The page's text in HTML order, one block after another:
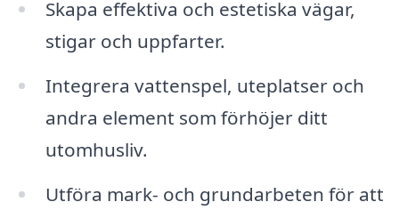
Skapa effektiva och estetiska vägar,
stigar och uppfarter.
Integrera vattenspel, uteplatser och
andra element som förhöjer ditt
utomhusliv.
Utföra mark- och grundarbeten för att